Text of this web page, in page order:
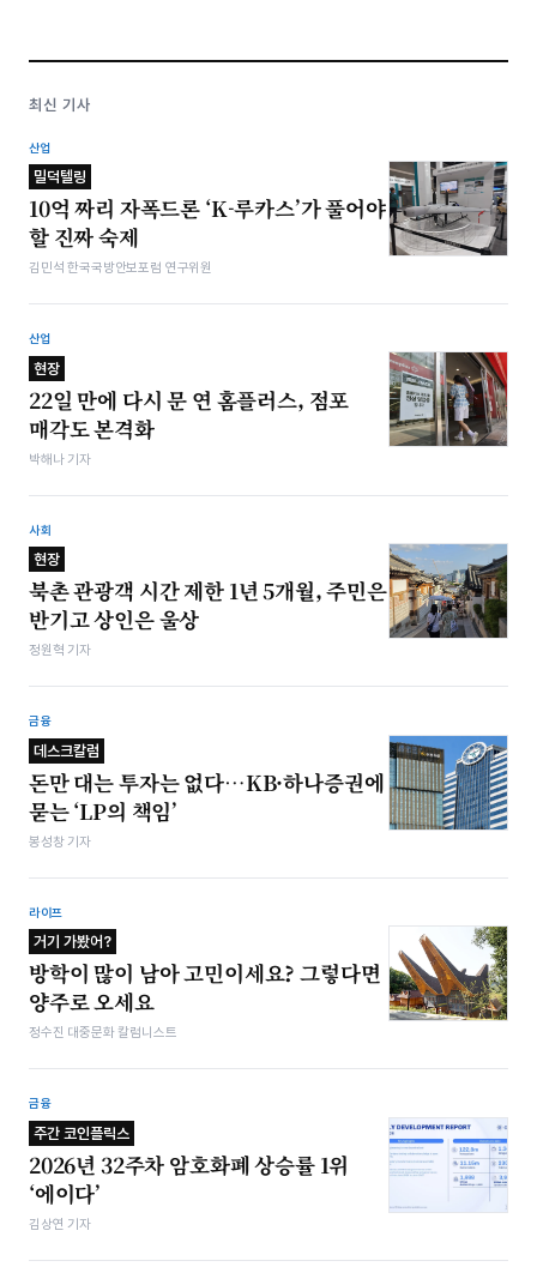
최신 기사
산업
밀덕텔링
10억 짜리 자폭드론 ‘K-루카스’가 풀어야
할 진짜 숙제
김민석 한국국방안보포럼 연구위원
산업
현장
22일 만에 다시 문 연 홈플러스, 점포
매각도 본격화
박해나 기자
사회
현장
북촌 관광객 시간 제한 1년 5개월, 주민은
반기고 상인은 울상
정원혁 기자
금융
데스크칼럼
돈만 대는 투자는 없다…KB·하나증권에
묻는 ‘LP의 책임’
봉성창 기자
라이프
거기 가봤어?
방학이 많이 남아 고민이세요? 그렇다면
양주로 오세요
정수진 대중문화 칼럼니스트
금융
주간 코인플릭스
2026년 32주차 암호화폐 상승률 1위
‘에이다’
김상연 기자